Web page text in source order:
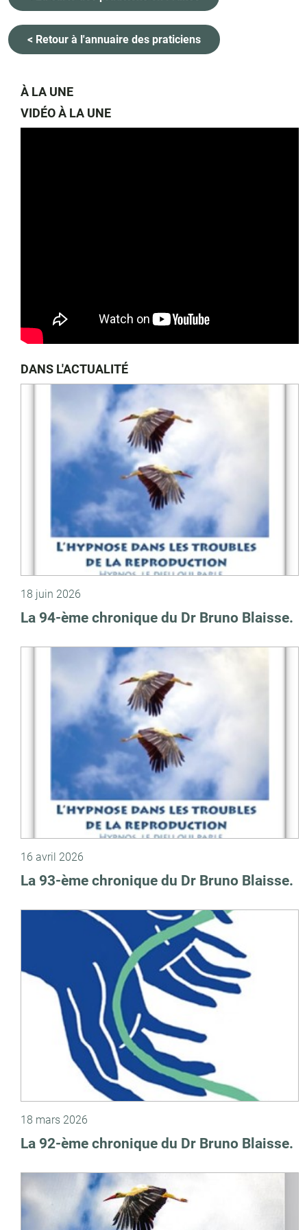
< Retour à l'annuaire des praticiens
À LA UNE
VIDÉO À LA UNE
DANS L'ACTUALITÉ
18 juin 2026
La 94-ème chronique du Dr Bruno Blaisse.
16 avril 2026
La 93-ème chronique du Dr Bruno Blaisse.
18 mars 2026
La 92-ème chronique du Dr Bruno Blaisse.